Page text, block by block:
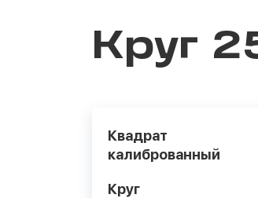
Круг
Квадрат
калиброванный
Круг